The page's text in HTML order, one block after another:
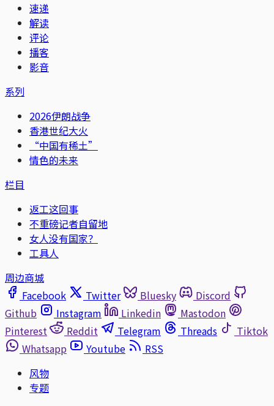
速递
解读
评论
播客
影音
系列
2026伊朗战争
香港世纪大火
“中国有稀土”
情色的未来
栏目
返工这回事
不重磅记者自留地
女人没有国家？
工具人
周边商城
Facebook
Twitter Bluesky
Discord
Github
Instagram Linkedin
Mastodon
Pinterest
Reddit Telegram Threads
Tiktok
Whatsapp
Youtube
RSS
风物
专题